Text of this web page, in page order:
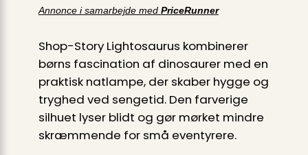
Annonce i samarbejde med PriceRunner
Shop-Story Lightosaurus kombinerer
børns fascination af dinosaurer med en
praktisk natlampe, der skaber hygge og
tryghed ved sengetid. Den farverige
silhuet lyser blidt og gør mørket mindre
skræmmende for små eventyrere.